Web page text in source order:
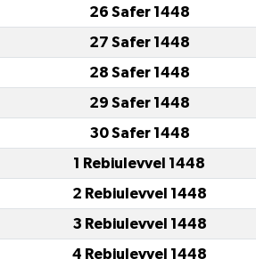
26 Safer 1448
27 Safer 1448
28 Safer 1448
29 Safer 1448
30 Safer 1448
1 Rebiulevvel 1448
2 Rebiulevvel 1448
3 Rebiulevvel 1448
4 Rebiulevvel 1448